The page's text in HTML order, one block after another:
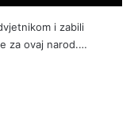
i zabili
za ovaj narod.…